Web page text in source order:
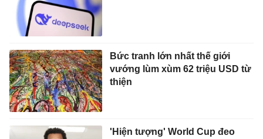
Bức tranh lớn nhất thế giới
vướng lùm xùm 62 triệu USD từ
thiện
'Hiện tượng' World Cup đeo